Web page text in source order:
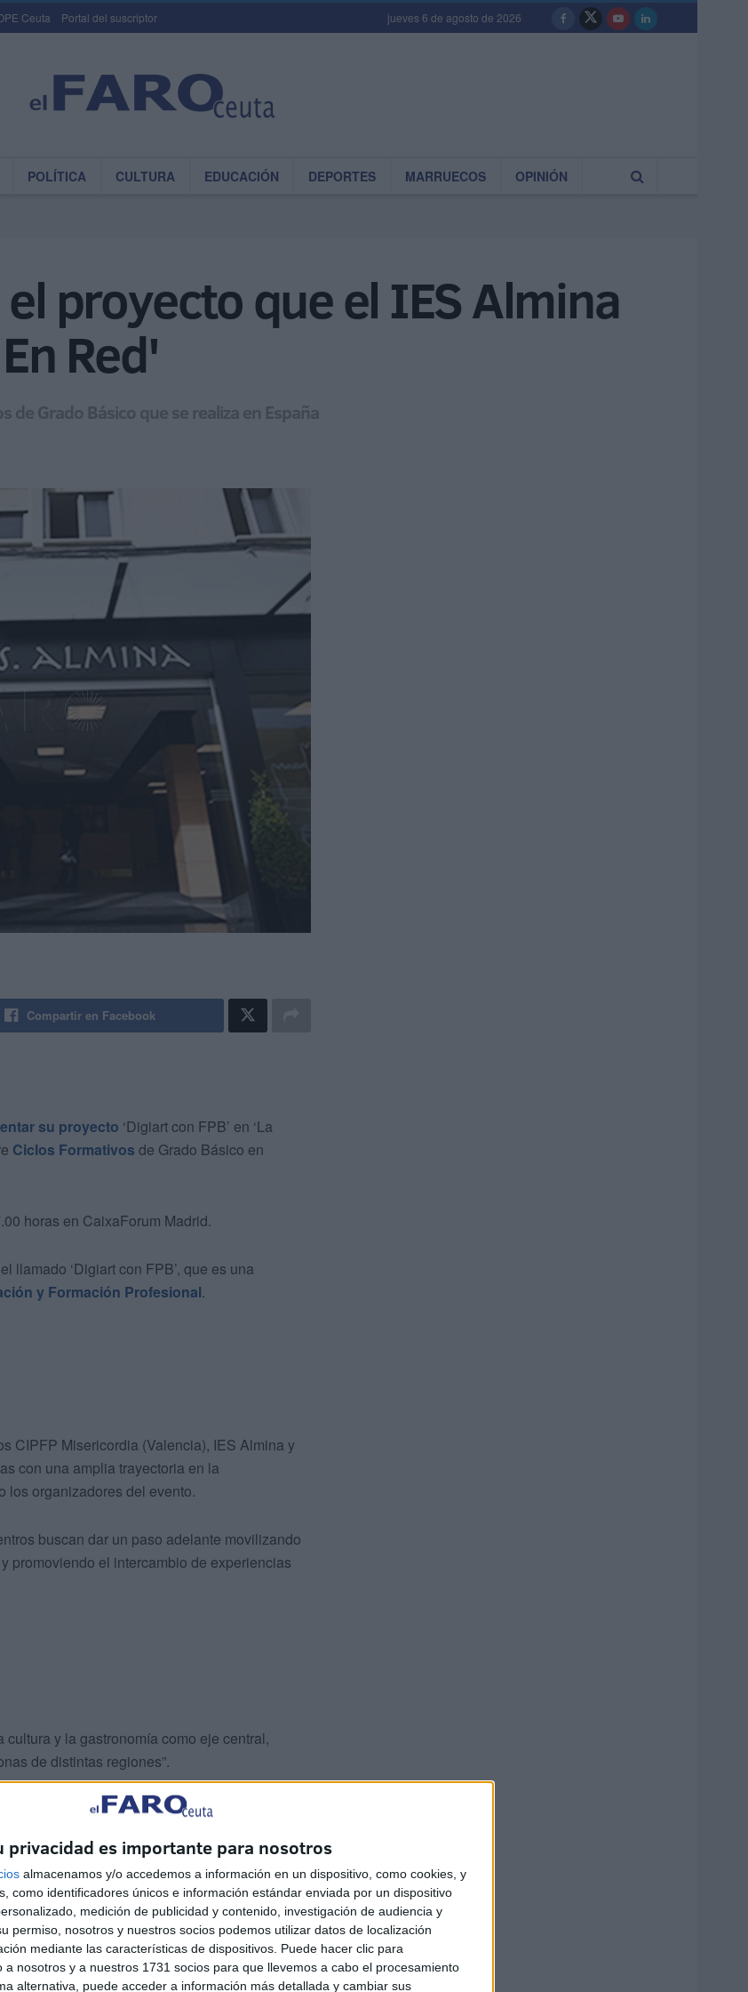
privacidad es importante para nosotros
almacenamos y/o accedemos a información en un dispositivo, como cookies, y
como identificadores únicos e información estándar enviada por un dispositivo
medición de publicidad y contenido, investigación de audiencia y
permiso, nosotros y nuestros socios podemos utilizar datos de localización
mediante las características de dispositivos. Puede hacer clic para
nosotros y a nuestros 1731 socios para que llevemos a cabo el procesamiento
alternativa, puede acceder a información más detallada y cambiar sus
Ceuta Portal del suscriptor jueves 6 de agosto de 2026
POLÍTICA CULTURA EDUCACIÓN DEPORTES MARRUECOS OPINIÓN
proyecto que el IES Almina
Red'
de Grado Básico que se realiza en España
Compartir en Facebook
su proyecto ‘Digiart con FPB’ en ‘La
Ciclos Formativos de Grado Básico en
horas en CaixaForum Madrid.
llamado ‘Digiart con FPB’, que es una
y Formación Profesional.
CIPFP Misericordia (Valencia), IES Almina y
con una amplia trayectoria en la
los organizadores del evento.
buscan dar un paso adelante movilizando
promoviendo el intercambio de experiencias
y la gastronomía como eje central,
de distintas regiones”.
buenas prácticas de todas las dimensiones
Grado Básico llevadas a cabo por docentes y